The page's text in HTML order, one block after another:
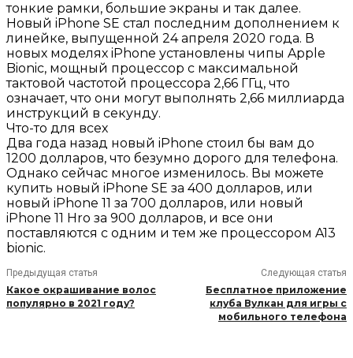
тонкие рамки, большие экраны и так далее.
Новый iPhone SE стал последним дополнением к
линейке, выпущенной 24 апреля 2020 года. В
новых моделях iPhone установлены чипы Apple
Bionic, мощный процессор с максимальной
тактовой частотой процессора 2,66 ГГц, что
означает, что они могут выполнять 2,66 миллиарда
инструкций в секунду.
Что-то для всех
Два года назад новый iPhone стоил бы вам до
1200 долларов, что безумно дорого для телефона.
Однако сейчас многое изменилось. Вы можете
купить новый iPhone SE за 400 долларов, или
новый iPhone 11 за 700 долларов, или новый
iPhone 11 Hro за 900 долларов, и все они
поставляются с одним и тем же процессором A13
bionic.
Предыдущая статья
Какое окрашивание волос
популярно в 2021 году?
Следующая статья
Бесплатное приложение
клуба Вулкан для игры с
мобильного телефона